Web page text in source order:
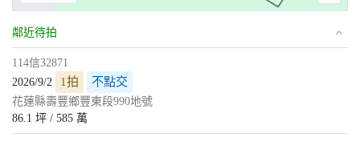
鄰近待拍
114信32871
2026/9/2
1拍 不點交
花蓮縣壽豐鄉豐東段990地號
86.1 坪 / 585 萬